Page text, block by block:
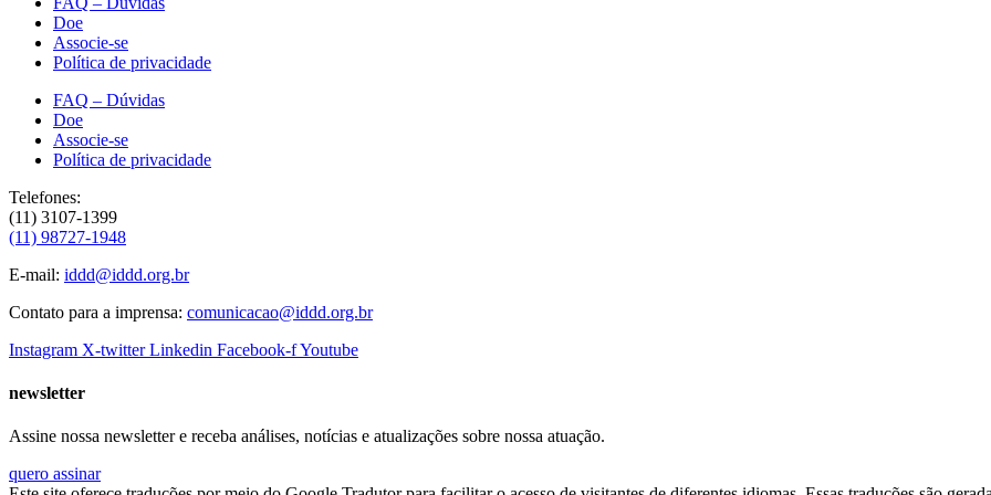
Doe
Associe-se
Política de privacidade
FAQ – Dúvidas
Doe
Associe-se
Política de privacidade
Telefones:
(11) 3107-1399
(11) 98727-1948
E-mail: iddd@iddd.org.br
Contato para a imprensa: comunicacao@iddd.org.br
Instagram X-twitter Linkedin Facebook-fYoutube
newsletter
Assine nossa newsletter e receba análises, notícias e atualizações sobre nossa atuação.
quero assinar